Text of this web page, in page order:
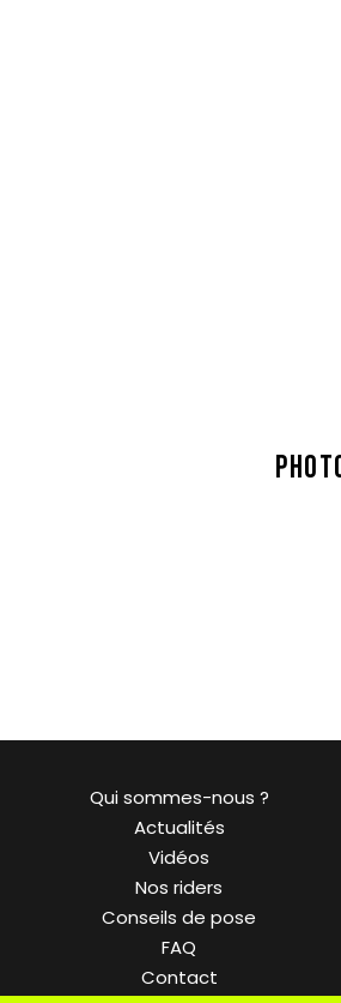
Qui sommes-nous ?
Actualités
Vidéos
Nos riders
Conseils de pose
FAQ
Contact